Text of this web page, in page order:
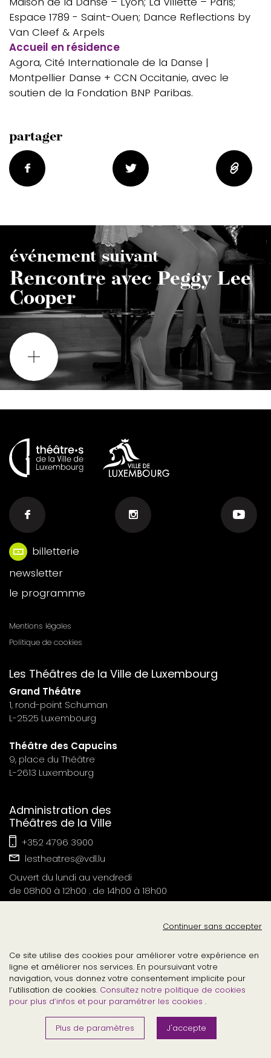
Espace 1789 - Saint-Ouen; Dance Reflections by
Van Cleef & Arpels
Accueil en résidence
Agora, Cité Internationale de la Danse |
Montpellier Danse + CCN Occitanie, avec le
soutien de la Fondation BNP Paribas.
partager
événement suivant
Rencontre avec Peggy Lee
Cooper
Menu
footer
n°6
billetterie
newsletter
le programme
Menu
n°7
Mentions légales
Politique de cookies
Les Théâtres de la Ville de Luxembourg
Grand Théâtre
1, rond-point Schuman
L-2525 Luxembourg
Théâtre des Capucins
9, place du Théâtre
L-2613 Luxembourg
Administration des
Théâtres de la Ville
+352 4796 3900
lestheatres@vdl.lu
Ouvert du lundi au vendredi
de 08h00 à 12h00 . de 14h00 à 18h00
©2026 .
lesthéâtresdelavilledeluxembourg
tous droits réservés
Digitalised by
Continuer sans accepter
Ce site utilise des cookies pour améliorer votre expérience en
ligne et améliorer nos services. En poursuivant votre
navigation, vous donnez votre consentement implicite pour
l’utilisation de cookies. Consultez notre politique de cookies
pour plus d’infos et pour paramétrer les cookies .
Plus de paramètres J'accepte